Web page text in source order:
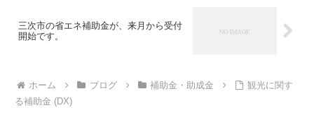
三次市の省エネ補助金が、来月から受付
開始です。
ホーム ブログ 補助金・助成金
観光に関す
る補助金 (DX)